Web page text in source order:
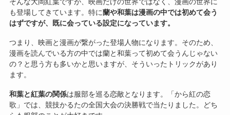
そんな大岡紅葉ですが、映画だけの世界ではなく、漫画の世界に
も登場してきています。特に蘭や和葉は漫画の中では初めて会う
はずですが、既に会っている設定になっています。
つまり、映画と漫画が繋がった登場人物になります。そのため、
漫画を読んでいる方の中では蘭と和葉って初めて会うんじゃない
の？と思う方も多いかと思いますが、そういったトリックがあり
ます。
和葉と紅葉の関係は服部を巡る恋敵となります。「から紅の恋
歌」では、競技かるたの全国大会の決勝戦で当たりました。どち